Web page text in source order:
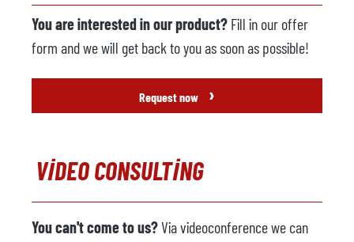
Üretici firma
Italpresse
Model
mevcut değil
Model
Yıl
Döküm robotu
mevcut değil
You are interested in our product? Fill in our offer
form and we will get back to you as soon as possible!
Request now ›
VIDEO CONSULTING
You can't come to us?Via videoconference we can